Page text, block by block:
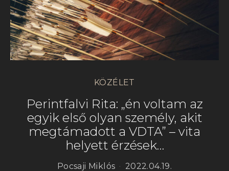
KÖZÉLET
Perintfalvi Rita: „én voltam az
egyik első olyan személy, akit
megtámadott a VDTA” – vita
helyett érzések…
Pocsaji Miklós 2022.04.19.